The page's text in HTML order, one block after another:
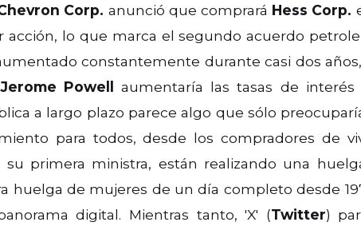
Corp. anunció que comprará Hess Corp.
acción, lo que marca el segundo acuerdo
constantemente durante casi dos
Jerome Powell aumentaría las tasas de interés
a largo plazo parece algo que sólo
para todos, desde los compradores de
su primera ministra, están realizando una
huelga de mujeres de un día completo desde
digital. Mientras tanto, 'X' (Twitter)